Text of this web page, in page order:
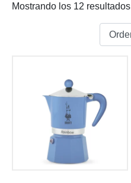
Mostrando los 12 resultados